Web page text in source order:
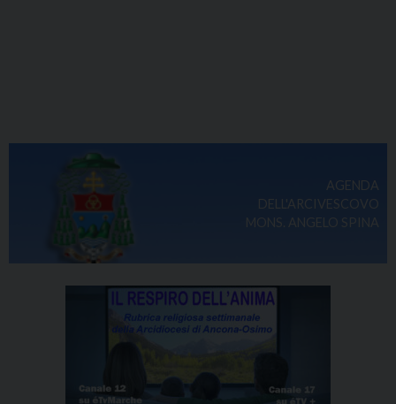
AGENDA
DELL'ARCIVESCOVO
MONS. ANGELO SPINA